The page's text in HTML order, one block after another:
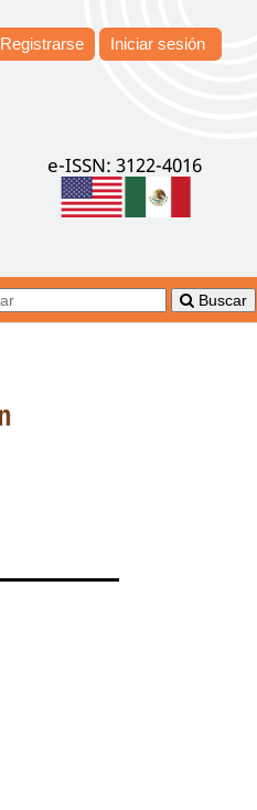
Buscar
Registrarse Iniciar sesión
e-ISSN: 3122-4016